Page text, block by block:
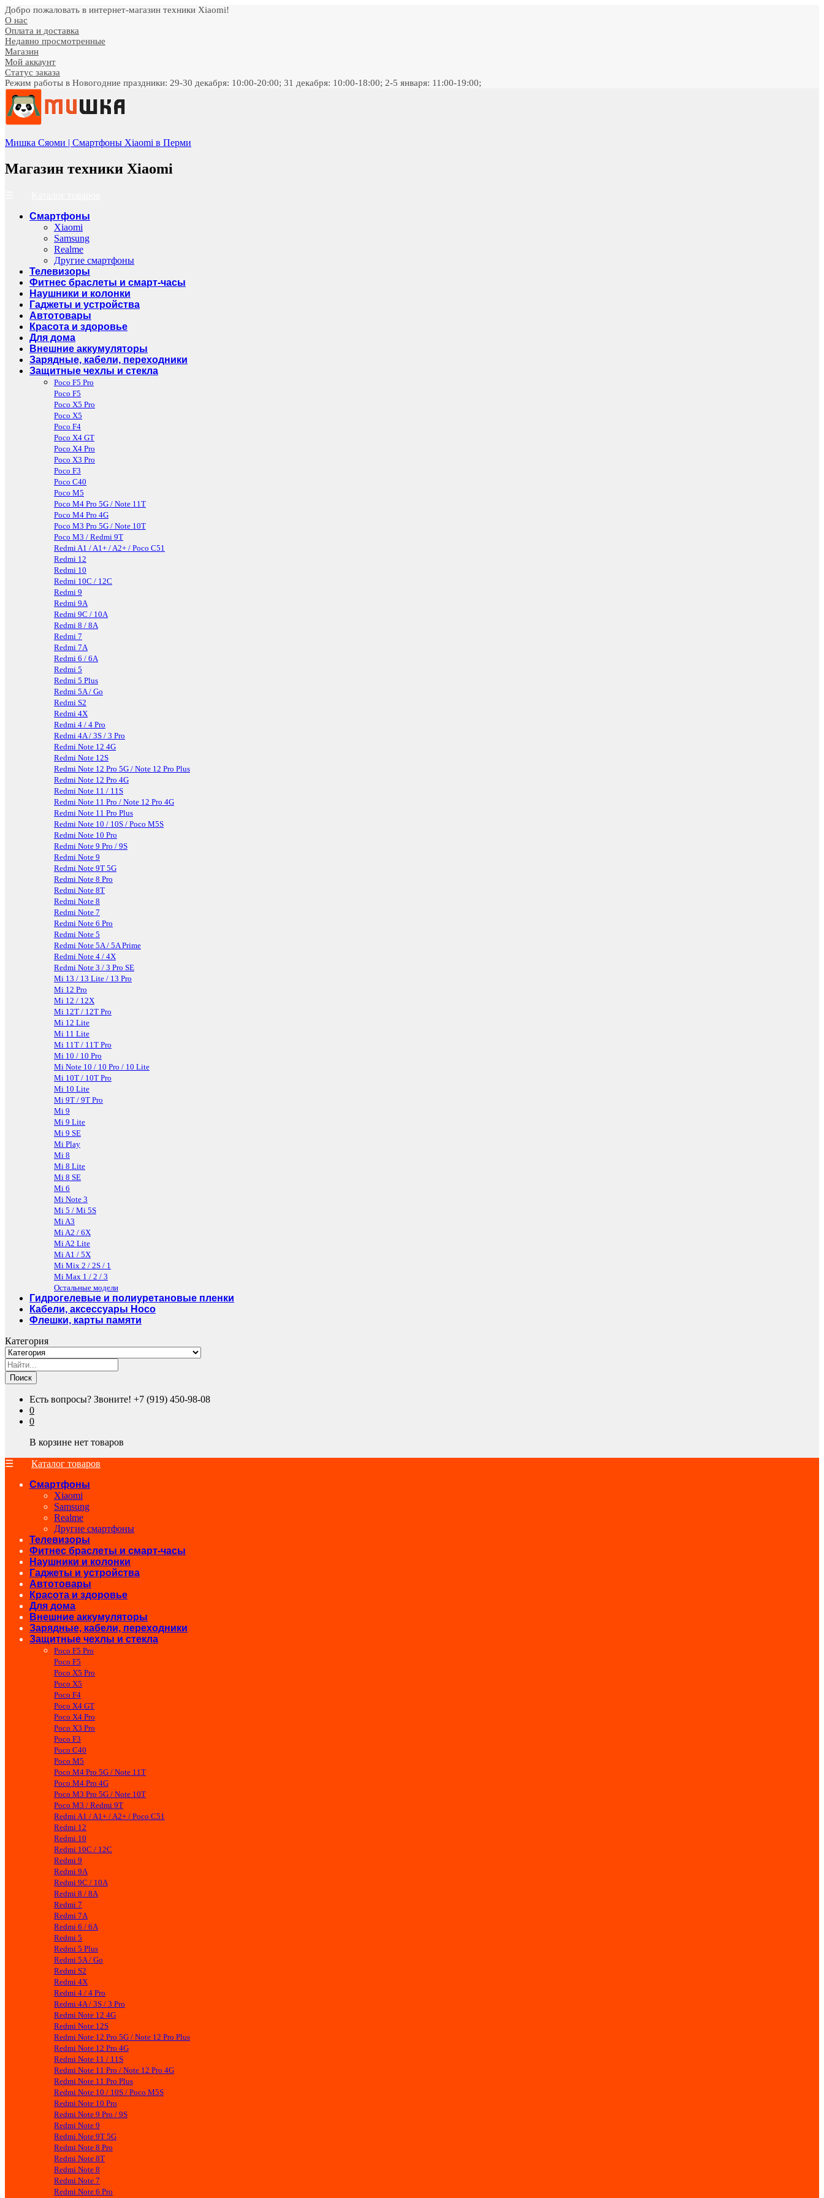
Добро пожаловать в интернет-магазин техники Xiaomi!
О нас
Оплата и доставка
Недавно просмотренные
Магазин
Мой аккаунт
Статус заказа
Режим работы в Новогодние праздники: 29-30 декабря: 10:00-20:00; 31 декабря: 10:00-18:00; 2-5 января: 11:00-19:00;
Мишка Сяоми | Смартфоны Xiaomi в Перми
Магазин техники Xiaomi
Смартфоны
Xiaomi
Samsung
Realme
Другие смартфоны
Телевизоры
Фитнес браслеты и смарт-часы
Наушники и колонки
Гаджеты и устройства
Автотовары
Красота и здоровье
Для дома
Внешние аккумуляторы
Зарядные, кабели, переходники
Защитные чехлы и стекла
Poco F5 Pro
Poco F5
Poco X5 Pro
Poco X5
Poco F4
Poco X4 GT
Poco X4 Pro
Poco X3 Pro
Poco F3
Poco C40
Poco M5
Poco M4 Pro 5G / Note 11T
Poco M4 Pro 4G
Poco M3 Pro 5G / Note 10T
Poco M3 / Redmi 9T
Redmi A1 / A1+ / A2+ / Poco C51
Redmi 12
Redmi 10
Redmi 10C / 12C
Redmi 9
Redmi 9A
Redmi 9C / 10A
Redmi 8 / 8A
Redmi 7
Redmi 7A
Redmi 6 / 6A
Redmi 5
Redmi 5 Plus
Redmi 5A / Go
Redmi S2
Redmi 4X
Redmi 4 / 4 Pro
Redmi 4A / 3S / 3 Pro
Redmi Note 12 4G
Redmi Note 12S
Redmi Note 12 Pro 5G / Note 12 Pro Plus
Redmi Note 12 Pro 4G
Redmi Note 11 / 11S
Redmi Note 11 Pro / Note 12 Pro 4G
Redmi Note 11 Pro Plus
Redmi Note 10 / 10S / Poco M5S
Redmi Note 10 Pro
Redmi Note 9 Pro / 9S
Redmi Note 9
Redmi Note 9T 5G
Redmi Note 8 Pro
Redmi Note 8T
Redmi Note 8
Redmi Note 7
Redmi Note 6 Pro
Redmi Note 5
Redmi Note 5A / 5A Prime
Redmi Note 4 / 4X
Redmi Note 3 / 3 Pro SE
Mi 13 / 13 Lite / 13 Pro
Mi 12 Pro
Mi 12 / 12X
Mi 12T / 12T Pro
Mi 12 Lite
Mi 11 Lite
Mi 11T / 11T Pro
Mi 10 / 10 Pro
Mi Note 10 / 10 Pro / 10 Lite
Mi 10T / 10T Pro
Mi 10 Lite
Mi 9T / 9T Pro
Mi 9
Mi 9 Lite
Mi 9 SE
Mi Play
Mi 8
Mi 8 Lite
Mi 8 SE
Mi 6
Mi Note 3
Mi 5 / Mi 5S
Mi A3
Mi A2 / 6X
Mi A2 Lite
Mi A1 / 5X
Mi Mix 2 / 2S / 1
Mi Max 1 / 2 / 3
Остальные модели
Гидрогелевые и полиуретановые пленки
Кабели, аксессуары Hoco
Флешки, карты памяти
Категория
Поиск
Есть вопросы? Звоните! +7 (919) 450-98-08
0
0
В корзине нет товаров
Каталог товаров
Смартфоны
Xiaomi
Samsung
Realme
Другие смартфоны
Телевизоры
Фитнес браслеты и смарт-часы
Наушники и колонки
Гаджеты и устройства
Автотовары
Красота и здоровье
Для дома
Внешние аккумуляторы
Зарядные, кабели, переходники
Защитные чехлы и стекла
Poco F5 Pro
Poco F5
Poco X5 Pro
Poco X5
Poco F4
Poco X4 GT
Poco X4 Pro
Poco X3 Pro
Poco F3
Poco C40
Poco M5
Poco M4 Pro 5G / Note 11T
Poco M4 Pro 4G
Poco M3 Pro 5G / Note 10T
Poco M3 / Redmi 9T
Redmi A1 / A1+ / A2+ / Poco C51
Redmi 12
Redmi 10
Redmi 10C / 12C
Redmi 9
Redmi 9A
Redmi 9C / 10A
Redmi 8 / 8A
Redmi 7
Redmi 7A
Redmi 6 / 6A
Redmi 5
Redmi 5 Plus
Redmi 5A / Go
Redmi S2
Redmi 4X
Redmi 4 / 4 Pro
Redmi 4A / 3S / 3 Pro
Redmi Note 12 4G
Redmi Note 12S
Redmi Note 12 Pro 5G / Note 12 Pro Plus
Redmi Note 12 Pro 4G
Redmi Note 11 / 11S
Redmi Note 11 Pro / Note 12 Pro 4G
Redmi Note 11 Pro Plus
Redmi Note 10 / 10S / Poco M5S
Redmi Note 10 Pro
Redmi Note 9 Pro / 9S
Redmi Note 9
Redmi Note 9T 5G
Redmi Note 8 Pro
Redmi Note 8T
Redmi Note 8
Redmi Note 7
Redmi Note 6 Pro